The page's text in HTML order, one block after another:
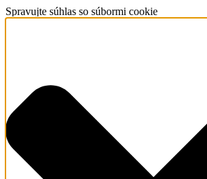
Spravujte súhlas so súbormi cookie